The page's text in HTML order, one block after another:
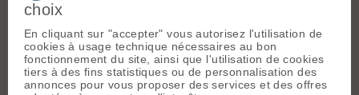
4 résultats
Etat routes et approches Pralo(Helvellynette le
02.05.2018 à 20:15)
Bonsoir à tous, Pas mal de monde qui demande des infos sur
les ouvertures de route en ce moment donc voici les miennes
choix
En cliquant sur "accepter" vous autorisez l'utilisation de
cookies à usage technique nécessaires au bon
fonctionnement du site, ainsi que l'utilisation de cookies
tiers à des fins statistiques ou de personnalisation des
annonces pour vous proposer des services et des offres